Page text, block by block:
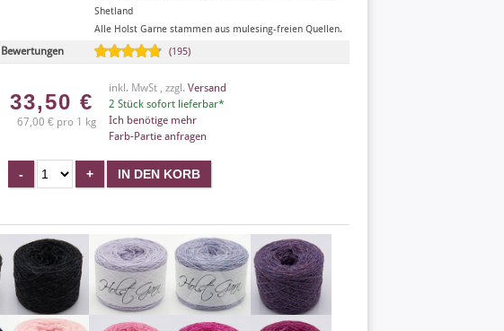
Shetland
Alle Holst Garne stammen aus mulesing-freien Quellen.
Bewertungen (195)
33,50 €
67,00 € pro 1 kg
inkl. MwSt , zzgl. Versand
2 Stück sofort lieferbar*
Ich benötige mehr
Farb-Partie anfragen
X